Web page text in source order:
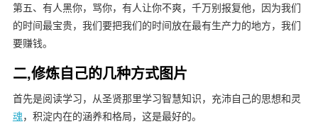
第五、有人黑你，骂你，有人让你不爽，千万别报复他，因为我们
的时间最宝贵，我们要把我们的时间放在最有生产力的地方，我们
要赚钱。
二,修炼自己的几种方式图片
首先是阅读学习，从圣贤那里学习智慧知识，充沛自己的思想和灵
魂，积淀内在的涵养和格局，这是最好的。